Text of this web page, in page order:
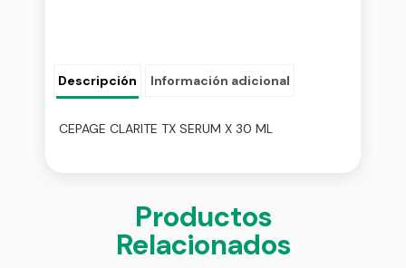
Descripción Información adicional
CEPAGE CLARITE TX SERUM X 30 ML
Productos
Relacionados